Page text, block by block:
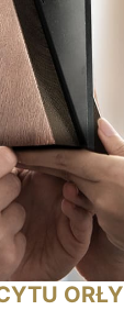
ORŁY